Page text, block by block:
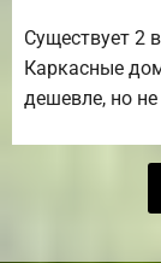
Существует 2
Каркасные
дешевле, но